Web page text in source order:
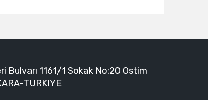
Bulvarı 1161/1 Sokak No:20 Ostim
TURKIYE